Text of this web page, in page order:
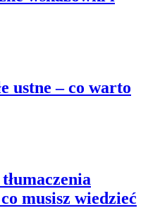
ustne – co warto
musisz wiedzieć